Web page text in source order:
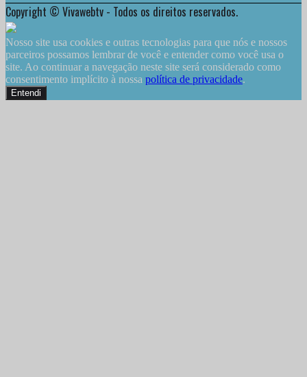
Copyright © Vivawebtv - Todos os direitos reservados.
Nosso site usa cookies e outras tecnologias para que nós e nossos
parceiros possamos lembrar de você e entender como você usa o
site. Ao continuar a navegação neste site será considerado como
consentimento implícito à nossa política de privacidade.
Entendi